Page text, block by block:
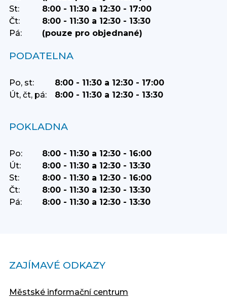
St:
8:00 - 11:30 a 12:30 - 17:00
Čt:
8:00 - 11:30 a 12:30 - 13:30
Pá:
(pouze pro objednané)
PODATELNA
Po, st:
8:00 - 11:30 a 12:30 - 17:00
Út, čt, pá:
8:00 - 11:30 a 12:30 - 13:30
POKLADNA
Po:
8:00 - 11:30 a 12:30 - 16:00
Út:
8:00 - 11:30 a 12:30 - 13:30
St:
8:00 - 11:30 a 12:30 - 16:00
Čt:
8:00 - 11:30 a 12:30 - 13:30
Pá:
8:00 - 11:30 a 12:30 - 13:30
ZAJÍMAVÉ ODKAZY
Městské informační centrum